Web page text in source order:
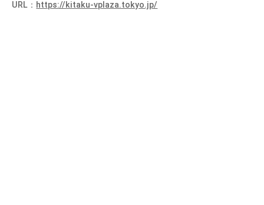
URL： https://kitaku-vplaza.tokyo.jp/